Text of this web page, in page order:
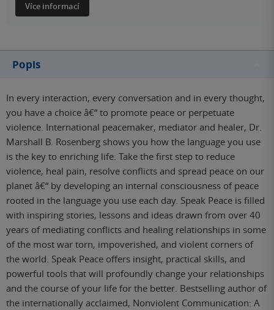
Více informací
Popis
In every interaction, every conversation and in every thought,
you have a choice â€“ to promote peace or perpetuate
violence. International peacemaker, mediator and healer, Dr.
Marshall B. Rosenberg shows you how the language you use
is the key to enriching life. Take the first step to reduce
violence, heal pain, resolve conflicts and spread peace on our
planet â€“ by developing an internal consciousness of peace
rooted in the language you use each day. Speak Peace is filled
with inspiring stories, lessons and ideas drawn from over 40
years of mediating conflicts and healing relationships in some
of the most war torn, impoverished, and violent corners of
the world. Speak Peace offers insight, practical skills, and
powerful tools that will profoundly change your relationships
and the course of your life for the better. Bestselling author of
the internationally acclaimed, Nonviolent Communication: A